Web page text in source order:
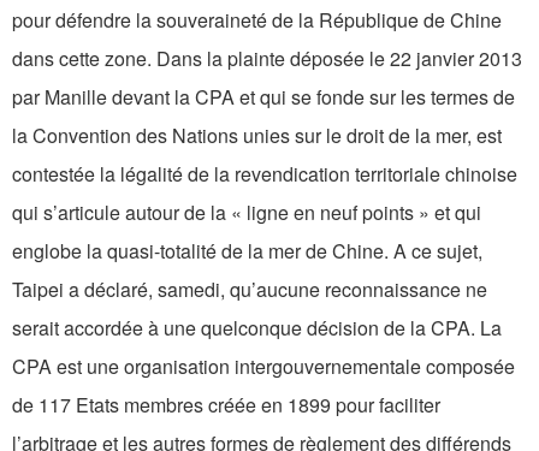
pour défendre la souveraineté de la République de Chine
dans cette zone. Dans la plainte déposée le 22 janvier 2013
par Manille devant la CPA et qui se fonde sur les termes de
la Convention des Nations unies sur le droit de la mer, est
contestée la légalité de la revendication territoriale chinoise
qui s’articule autour de la « ligne en neuf points » et qui
englobe la quasi-totalité de la mer de Chine. A ce sujet,
Taipei a déclaré, samedi, qu’aucune reconnaissance ne
serait accordée à une quelconque décision de la CPA. La
CPA est une organisation intergouvernementale composée
de 117 Etats membres créée en 1899 pour faciliter
l’arbitrage et les autres formes de règlement des différends